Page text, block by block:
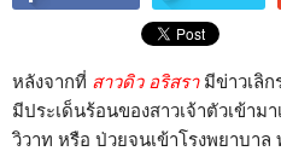
หลังจากที่ สาวดิว อริสรามีข่าวเลิ
มีประเด็นร้อนของสาวเจ้าตัวเข้ามา
วิวาท หรือ ป่วยจนเข้าโรงพยาบาล